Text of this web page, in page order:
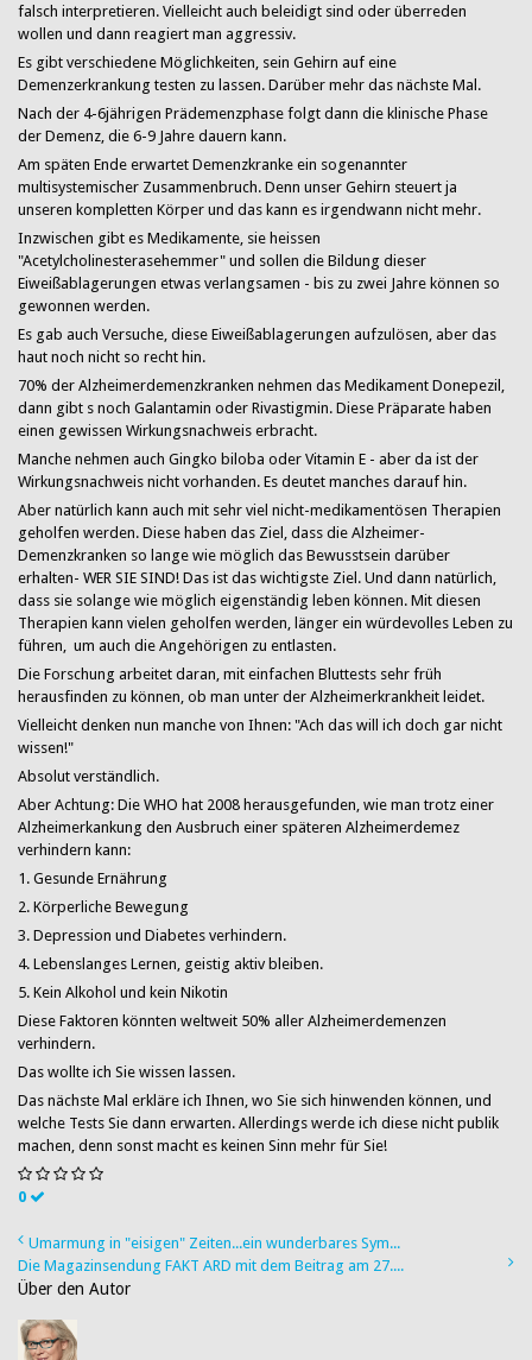
falsch interpretieren. Vielleicht auch beleidigt sind oder überreden
wollen und dann reagiert man aggressiv.
Es gibt verschiedene Möglichkeiten, sein Gehirn auf eine
Demenzerkrankung testen zu lassen. Darüber mehr das nächste Mal.
Nach der 4-6jährigen Prädemenzphase folgt dann die klinische Phase
der Demenz, die 6-9 Jahre dauern kann.
Am späten Ende erwartet Demenzkranke ein sogenannter
multisystemischer Zusammenbruch. Denn unser Gehirn steuert ja
unseren kompletten Körper und das kann es irgendwann nicht mehr.
Inzwischen gibt es Medikamente, sie heissen
"Acetylcholinesterasehemmer" und sollen die Bildung dieser
Eiweißablagerungen etwas verlangsamen - bis zu zwei Jahre können so
gewonnen werden.
Es gab auch Versuche, diese Eiweißablagerungen aufzulösen, aber das
haut noch nicht so recht hin.
70% der Alzheimerdemenzkranken nehmen das Medikament Donepezil,
dann gibt s noch Galantamin oder Rivastigmin. Diese Präparate haben
einen gewissen Wirkungsnachweis erbracht.
Manche nehmen auch Gingko biloba oder Vitamin E - aber da ist der
Wirkungsnachweis nicht vorhanden. Es deutet manches darauf hin.
Aber natürlich kann auch mit sehr viel nicht-medikamentösen Therapien
geholfen werden. Diese haben das Ziel, dass die Alzheimer-
Demenzkranken so lange wie möglich das Bewusstsein darüber
erhalten- WER SIE SIND! Das ist das wichtigste Ziel. Und dann natürlich,
dass sie solange wie möglich eigenständig leben können. Mit diesen
Therapien kann vielen geholfen werden, länger ein würdevolles Leben zu
führen, um auch die Angehörigen zu entlasten.
Die Forschung arbeitet daran, mit einfachen Bluttests sehr früh
herausfinden zu können, ob man unter der Alzheimerkrankheit leidet.
Vielleicht denken nun manche von Ihnen: "Ach das will ich doch gar nicht
wissen!"
Absolut verständlich.
Aber Achtung: Die WHO hat 2008 herausgefunden, wie man trotz einer
Alzheimerkankung den Ausbruch einer späteren Alzheimerdemez
verhindern kann:
1. Gesunde Ernährung
2. Körperliche Bewegung
3. Depression und Diabetes verhindern.
4. Lebenslanges Lernen, geistig aktiv bleiben.
5. Kein Alkohol und kein Nikotin
Diese Faktoren könnten weltweit 50% aller Alzheimerdemenzen
verhindern.
Das wollte ich Sie wissen lassen.
Das nächste Mal erkläre ich Ihnen, wo Sie sich hinwenden können, und
welche Tests Sie dann erwarten. Allerdings werde ich diese nicht publik
machen, denn sonst macht es keinen Sinn mehr für Sie!
0
Umarmung in "eisigen" Zeiten...ein wunderbares Sym...
Die Magazinsendung FAKT ARD mit dem Beitrag am 27....
Über den Autor